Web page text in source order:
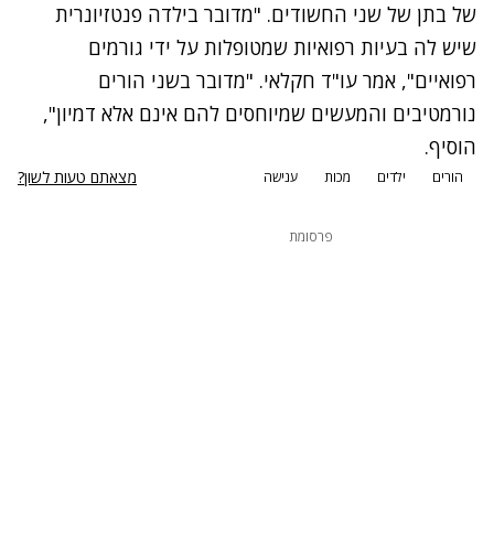
של בתן של שני החשודים. "מדובר בילדה פנטזיונרית
שיש לה בעיות רפואיות שמטופלות על ידי גורמים
רפואיים", אמר עו"ד חקלאי. "מדובר בשני הורים
נורמטיבים והמעשים שמיוחסים להם אינם אלא דמיון",
הוסיף.
הורים ילדים מכות ענישה מצאתם טעות לשון?
פרסומת